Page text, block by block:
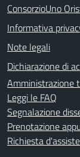
ConsorzioUno
Informativa
Note legali
Dichiarazione di
Amministrazione
Leggi le FAQ
Segnalazione
Prenotazione
Richiesta